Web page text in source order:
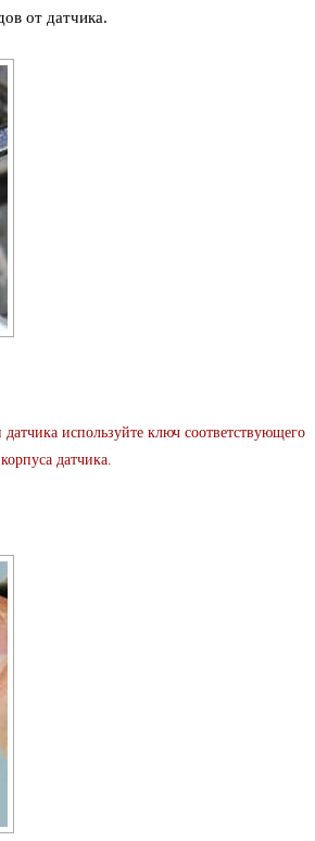
от датчика.
используйте ключ соответствующего
датчика.